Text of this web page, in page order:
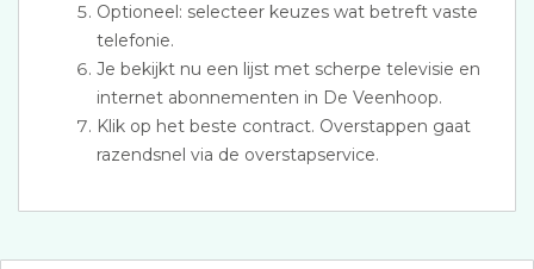
Optioneel: selecteer keuzes wat betreft vaste
telefonie.
Je bekijkt nu een lijst met scherpe televisie en
internet abonnementen in De Veenhoop.
Klik op het beste contract. Overstappen gaat
razendsnel via de overstapservice.